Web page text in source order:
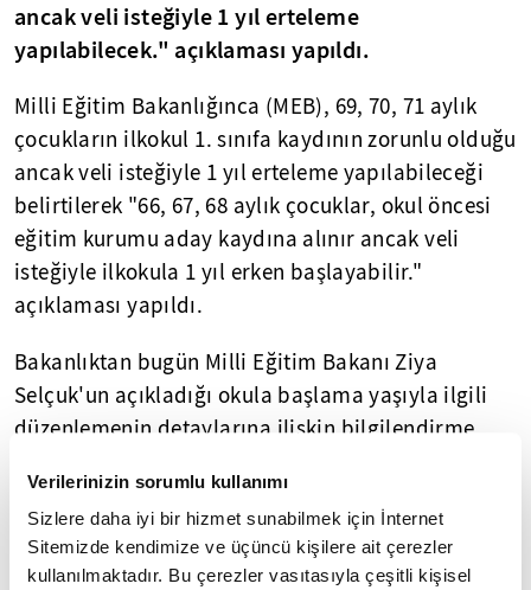
Verilerinizin sorumlu kullanımı
Sizlere daha iyi bir hizmet sunabilmek için İnternet
Sitemizde kendimize ve üçüncü kişilere ait çerezler
kullanılmaktadır. Bu çerezler vasıtasıyla çeşitli kişisel
ancak veli isteğiyle 1 yıl erteleme
yapılabilecek." açıklaması yapıldı.
Milli Eğitim Bakanlığınca (MEB), 69, 70, 71 aylık
çocukların ilkokul 1. sınıfa kaydının zorunlu olduğu
ancak veli isteğiyle 1 yıl erteleme yapılabileceği
belirtilerek "66, 67, 68 aylık çocuklar, okul öncesi
eğitim kurumu aday kaydına alınır ancak veli
isteğiyle ilkokula 1 yıl erken başlayabilir."
açıklaması yapıldı.
Bakanlıktan bugün Milli Eğitim Bakanı Ziya
Selçuk'un açıkladığı okula başlama yaşıyla ilgili
düzenlemenin detaylarına ilişkin bilgilendirme
"69, 70, 71 aylık çocukların ilkokul 1. sınıfa kaydı
zorunludur ancak veli isteğiyle 1 yıl erteleme